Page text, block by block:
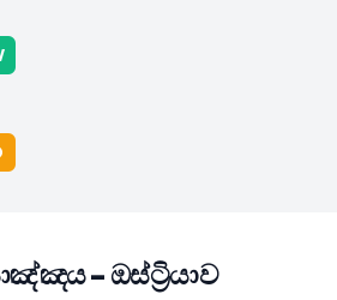
– ඔස්ට්‍රියාව